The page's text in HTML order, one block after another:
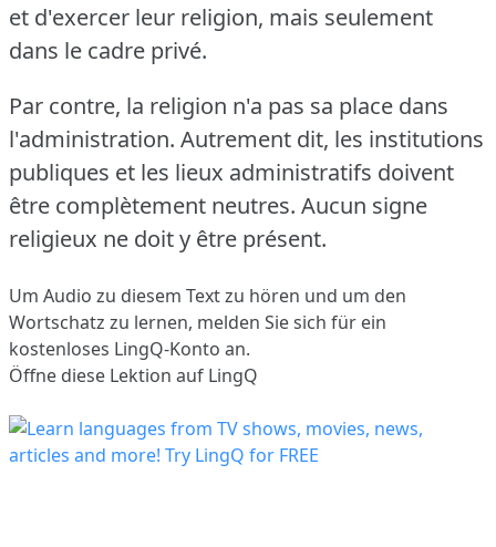
et d'exercer leur religion, mais seulement
dans le cadre privé.
Par contre, la religion n'a pas sa place dans
l'administration. Autrement dit, les institutions
publiques et les lieux administratifs doivent
être complètement neutres. Aucun signe
religieux ne doit y être présent.
Um Audio zu diesem Text zu hören und um den
Wortschatz zu lernen, melden Sie sich für ein
kostenloses LingQ-Konto an.
Öffne diese Lektion auf LingQ